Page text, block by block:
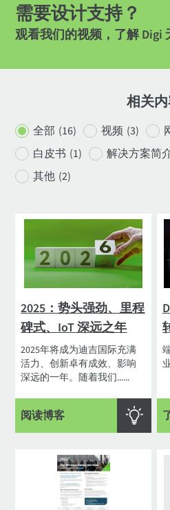
需要设计支持？
观看我们的视频，了解 Digi
相关
全部 (16) 视频 (3)
白皮书 (1) 解决方案简
其他 (2)
2025：势头强劲、里程
碑式、IoT 深远之年
2025年将成为迪吉国际充满
活力、创新卓有成效、影响
深远的一年。随着我们......
阅读博客